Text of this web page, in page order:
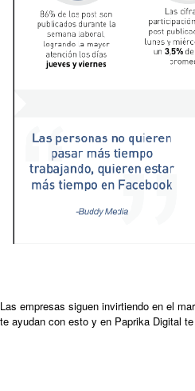
Las empresas siguen invirtiendo en el
te ayudan con esto y en Paprika Digital